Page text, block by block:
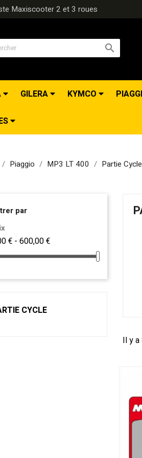
Maxiscooter 2 et 3 roues

GILERA KYMCO
Piaggio MP3 LT 400 Partie Cycle
par
€ - 600,00 €
CYCLE
Il y